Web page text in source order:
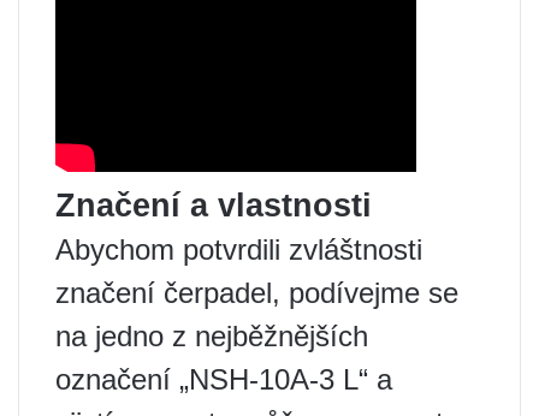
Značení a vlastnosti
Abychom potvrdili zvláštnosti
značení čerpadel, podívejme se
na jedno z nejběžnějších
označení „NSH-10A-3 L“ a